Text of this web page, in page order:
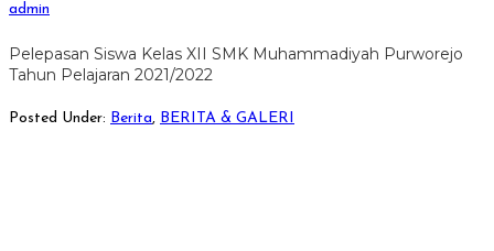
admin
Pelepasan Siswa Kelas XII SMK Muhammadiyah Purworejo
Tahun Pelajaran 2021/2022
Posted Under: Berita, BERITA & GALERI